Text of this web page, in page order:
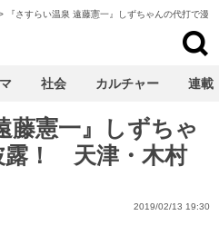
『さすらい温泉 遠藤憲一』しずちゃんの代打で
藤憲一』しずちゃ
露！ 天津・木村
2019/02/13 19:30
社会 カルチャー 連載